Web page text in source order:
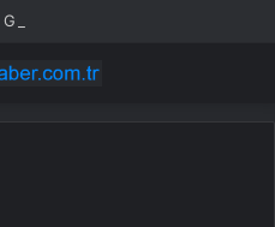
Alana Çekildi